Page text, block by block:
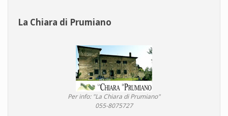
La Chiara di Prumiano
Per info: "La Chiara di Prumiano"
055-8075727